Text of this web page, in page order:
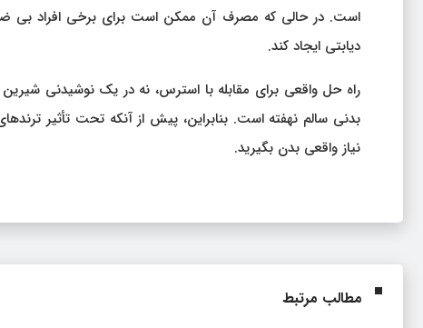
است. در حالی که مصرف آن ممکن است برای برخی افراد بی‌ ضرر
دیابتی ایجاد کند.
راه حل واقعی برای مقابله با استرس، نه در یک نوشیدنی
بدنی سالم نهفته است. بنابراین، پیش از آنکه تحت تأثیر
نیاز واقعی بدن بگیرید.
مطالب مرتبط